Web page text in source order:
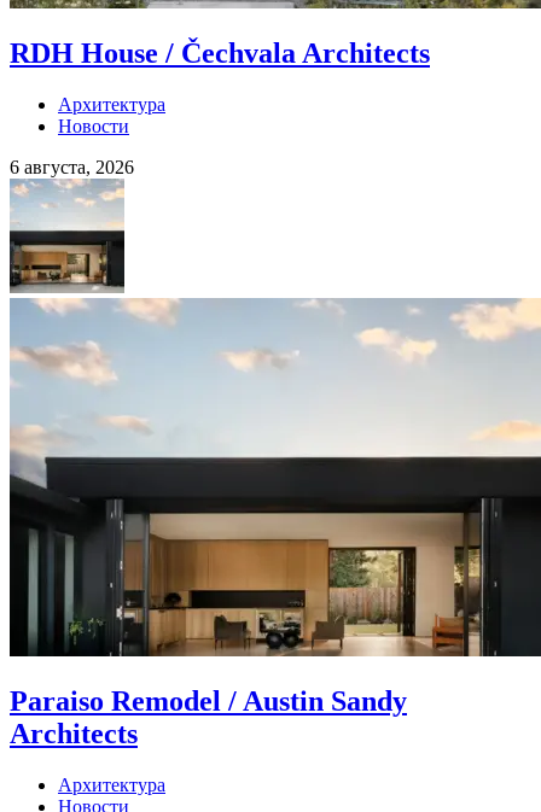
RDH House / Čechvala Architects
Архитектура
Новости
6 августа, 2026
Paraiso Remodel / Austin Sandy
Architects
Архитектура
Новости